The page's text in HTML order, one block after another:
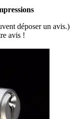
déposer un avis.)
avis !